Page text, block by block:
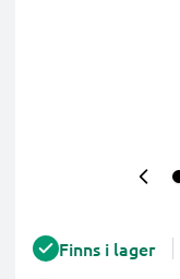
Finns i lager